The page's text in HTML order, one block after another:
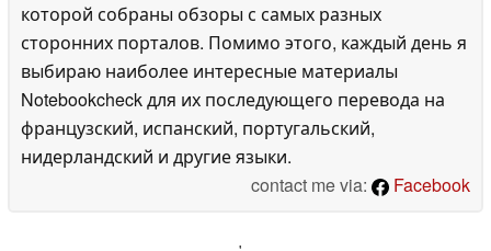
которой собраны обзоры с самых разных
сторонних порталов. Помимо этого, каждый день я
выбираю наиболее интересные материалы
Notebookcheck для их последующего перевода на
французский, испанский, португальский,
нидерландский и другие языки.
contact me via:
Facebook